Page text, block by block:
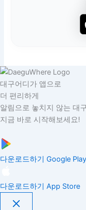
대구어디가 앱으로
더 편리하게
알림으로 놓치지 않는 대
지금 바로 시작해보세요!
다운로드하기 Google Play
다운로드하기 App Store